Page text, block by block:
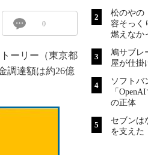
0
ーリー（東京都
調達額は約26億
松のやの
容そっく
燃えなか
鳩サブレ
屋が仕掛
ソフトバ
「
の正体
セブン
を支えた